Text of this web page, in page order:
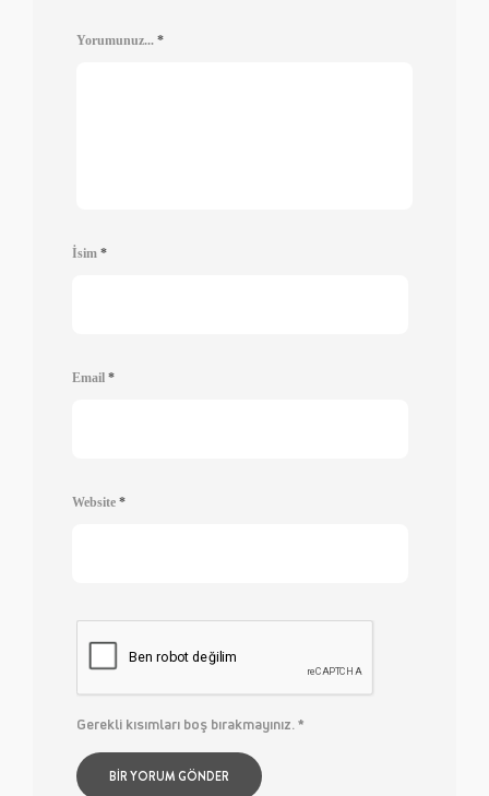
Yorumunuz... *
İsim *
Email *
Website *
Gerekli kısımları boş bırakmayınız.*